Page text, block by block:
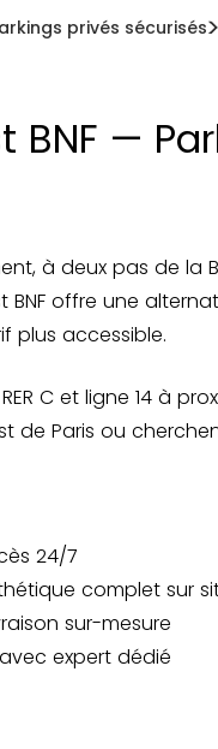
privés sécurisés
BNF —
à deux pas de
BNF offre une
plus accessible.
C et ligne 14 à
de Paris ou
24/7
complet sur
sur-mesure
expert dédié